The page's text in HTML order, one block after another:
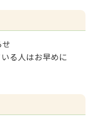
る人はお早めに